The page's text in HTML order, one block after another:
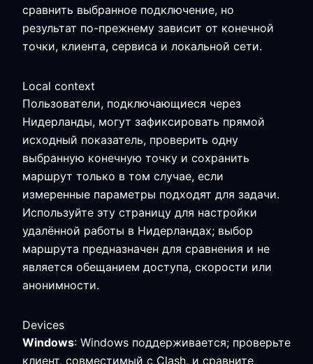
сравнить выбранное подключение, но
результат по-прежнему зависит от конечной
точки, клиента, сервиса и локальной сети.
Local context
Пользователи, подключающиеся через
Нидерланды, могут зафиксировать прямой
исходный показатель, проверить одну
выбранную конечную точку и сохранить
маршрут только в том случае, если
измеренные параметры подходят для задачи.
Используйте эту страницу для настройки
удалённой работы в Нидерландах; выбор
маршрута предназначен для сравнения и не
является обещанием доступа, скорости или
анонимности.
Devices
Windows: Windows поддерживается; проверьте
клиент, совместимый с Clash, и сравните